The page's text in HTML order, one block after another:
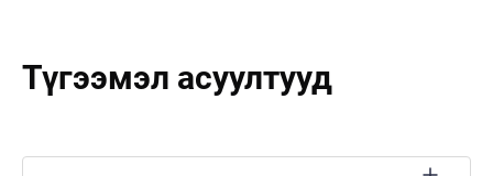
Түгээмэл асуултууд